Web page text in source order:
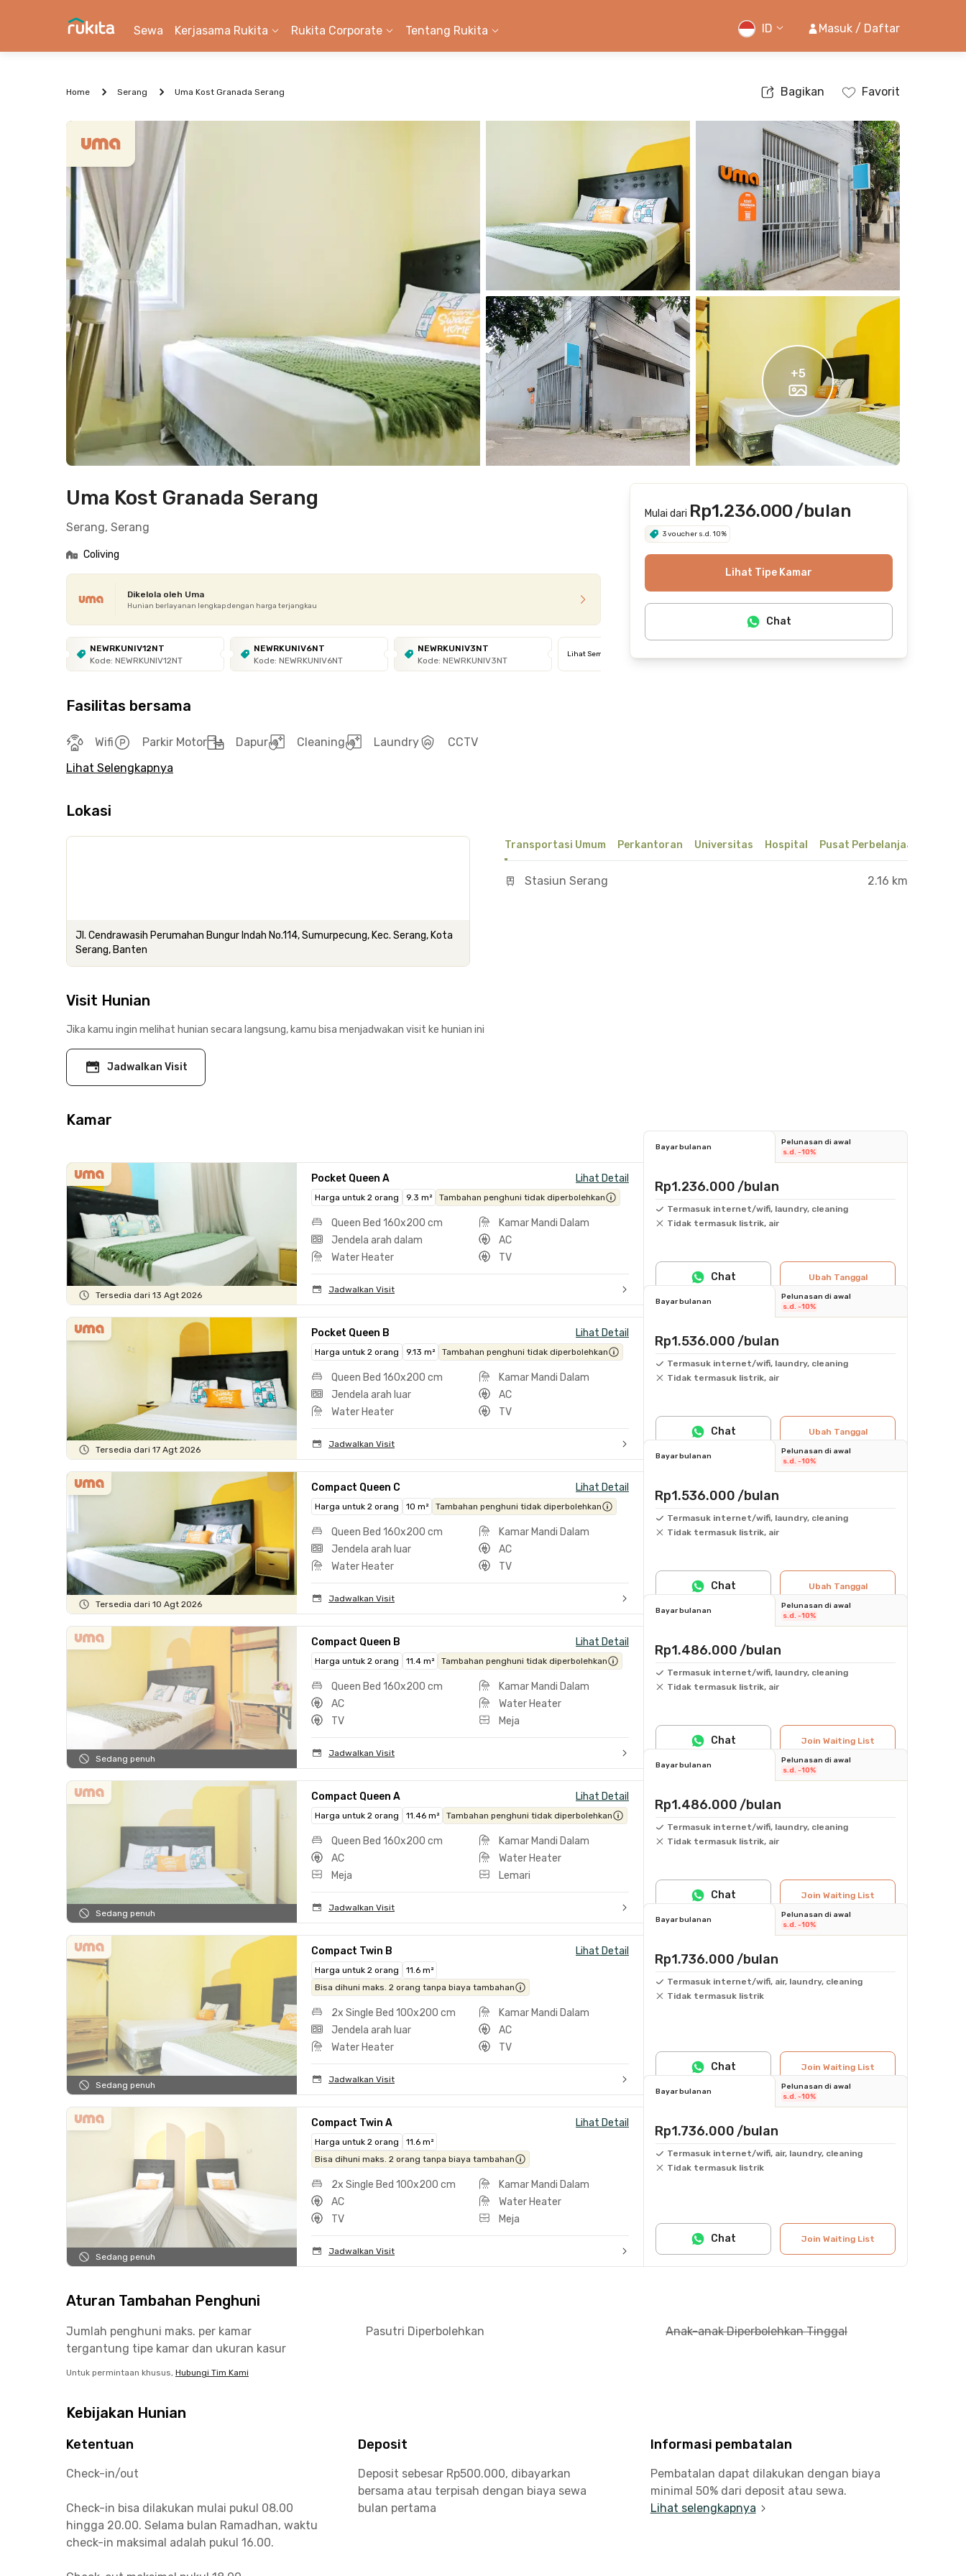
Sewa Kerjasama Rukita Rukita Corporate Tentang Rukita ID Masuk / Daftar
Home Serang Uma Kost Granada Serang Bagikan Favorit
+5
Uma Kost Granada Serang
Serang, Serang
Coliving
Dikelola oleh Uma
Hunian berlayanan lengkap dengan harga terjangkau
NEWRKUNIV12NT
Kode: NEWRKUNIV12NT
NEWRKUNIV6NT
Kode: NEWRKUNIV6NT
NEWRKUNIV3NT
Kode: NEWRKUNIV3NT
Lihat Semua
Fasilitas bersama
Wifi Parkir Motor Dapur Cleaning Laundry
CCTV
Lihat Selengkapnya
Mulai dari Rp1.236.000/bulan
3 voucher s.d. 10%
Lihat Tipe Kamar
Chat
Lokasi
Jl. Cendrawasih Perumahan Bungur Indah No.114, Sumurpecung, Kec. Serang, Kota
Serang, Banten
Transportasi Umum Perkantoran Universitas Hospital Pusat Perbelanjaan &
Stasiun Serang 2.16 km
Visit Hunian
Jika kamu ingin melihat hunian secara langsung, kamu bisa menjadwakan visit ke hunian ini
Jadwalkan Visit
Kamar
Tersedia dari 13 Agt 2026
Pocket Queen A Lihat Detail
Harga untuk 2 orang 9.3 m² Tambahan penghuni tidak diperbolehkan
Queen Bed 160x200 cm
Kamar Mandi Dalam
Jendela arah dalam
AC
Water Heater
TV
Jadwalkan Visit
Bayar bulanan
Pelunasan di awal
s.d. -10%
Rp1.236.000 /bulan
Termasuk internet/wifi, laundry, cleaning
Tidak termasuk listrik, air
Ubah Tanggal
Chat
Tersedia dari 17 Agt 2026
Pocket Queen B Lihat Detail
Harga untuk 2 orang 9.13 m² Tambahan penghuni tidak diperbolehkan
Queen Bed 160x200 cm
Kamar Mandi Dalam
Jendela arah luar
AC
Water Heater
TV
Jadwalkan Visit
Bayar bulanan
Pelunasan di awal
s.d. -10%
Rp1.536.000 /bulan
Termasuk internet/wifi, laundry, cleaning
Tidak termasuk listrik, air
Ubah Tanggal
Chat
Tersedia dari 10 Agt 2026
Compact Queen C Lihat Detail
Harga untuk 2 orang 10 m² Tambahan penghuni tidak diperbolehkan
Queen Bed 160x200 cm
Kamar Mandi Dalam
Jendela arah luar
AC
Water Heater
TV
Jadwalkan Visit
Bayar bulanan
Pelunasan di awal
s.d. -10%
Rp1.536.000 /bulan
Termasuk internet/wifi, laundry, cleaning
Tidak termasuk listrik, air
Ubah Tanggal
Chat
Sedang penuh
Compact Queen B Lihat Detail
Harga untuk 2 orang 11.4 m² Tambahan penghuni tidak diperbolehkan
Queen Bed 160x200 cm
Kamar Mandi Dalam
AC
Water Heater
TV
Meja
Jadwalkan Visit
Bayar bulanan
Pelunasan di awal
s.d. -10%
Rp1.486.000 /bulan
Termasuk internet/wifi, laundry, cleaning
Tidak termasuk listrik, air
Join Waiting List
Chat
Sedang penuh
Compact Queen A Lihat Detail
Harga untuk 2 orang 11.46 m² Tambahan penghuni tidak diperbolehkan
Queen Bed 160x200 cm
Kamar Mandi Dalam
AC
Water Heater
Meja
Lemari
Jadwalkan Visit
Bayar bulanan
Pelunasan di awal
s.d. -10%
Rp1.486.000 /bulan
Termasuk internet/wifi, laundry, cleaning
Tidak termasuk listrik, air
Join Waiting List
Chat
Sedang penuh
Compact Twin B Lihat Detail
Harga untuk 2 orang
11.6 m²
Bisa dihuni maks. 2 orang tanpa biaya tambahan
2x Single Bed 100x200 cm
Kamar Mandi Dalam
Jendela arah luar
AC
Water Heater
TV
Jadwalkan Visit
Bayar bulanan
Pelunasan di awal
s.d. -10%
Rp1.736.000 /bulan
Termasuk internet/wifi, air, laundry, cleaning
Tidak termasuk listrik
Join Waiting List
Chat
Sedang penuh
Compact Twin A Lihat Detail
Harga untuk 2 orang
11.6 m²
Bisa dihuni maks. 2 orang tanpa biaya tambahan
2x Single Bed 100x200 cm
Kamar Mandi Dalam
AC
Water Heater
TV
Meja
Jadwalkan Visit
Bayar bulanan
Pelunasan di awal
s.d. -10%
Rp1.736.000 /bulan
Termasuk internet/wifi, air, laundry, cleaning
Tidak termasuk listrik
Join Waiting List
Chat
Aturan Tambahan Penghuni
Jumlah penghuni maks. per kamar
tergantung tipe kamar dan ukuran kasur
Pasutri Diperbolehkan Anak-anak Diperbolehkan Tinggal
Untuk permintaan khusus, Hubungi Tim Kami
Kebijakan Hunian
Ketentuan
Check-in/out
Check-in bisa dilakukan mulai pukul 08.00
hingga 20.00. Selama bulan Ramadhan, waktu
check-in maksimal adalah pukul 16.00.
Deposit
Deposit sebesar Rp500.000, dibayarkan
bersama atau terpisah dengan biaya sewa
bulan pertama
Informasi pembatalan
Pembatalan dapat dilakukan dengan biaya
minimal 50% dari deposit atau sewa.
Lihat selengkapnya